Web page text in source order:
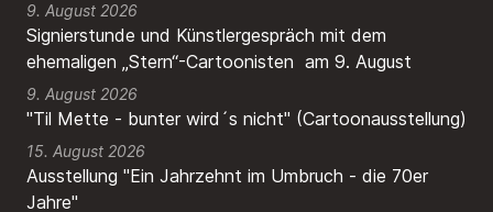
9. August 2026
Signierstunde und Künstlergespräch mit dem
ehemaligen „Stern“-Cartoonisten am 9. August
9. August 2026
"Til Mette - bunter wird´s nicht" (Cartoonausstellung)
15. August 2026
Ausstellung "Ein Jahrzehnt im Umbruch - die 70er
Jahre"